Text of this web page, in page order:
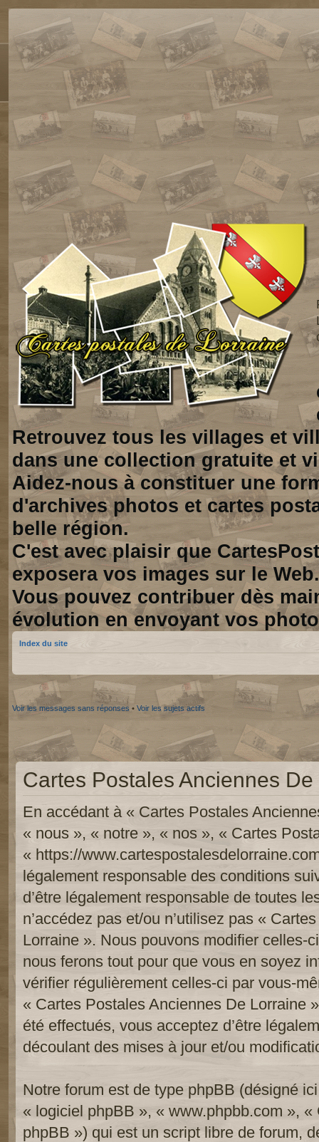
Retrouvez tous les villages et
dans une collection gratuite et
Aidez-nous à constituer une
d'archives photos et cartes
belle région.
C'est avec plaisir que
exposera vos images sur le Web.
Vous pouvez contribuer dès
évolution en envoyant vos
Index du site
Voir les messages sans réponses • Voir les sujets actifs
Cartes Postales Anciennes
En accédant à « Cartes Postales
« nous », « notre », « nos », « Cartes
« https://
légalement responsable des conditions
d’être légalement responsable de toutes
n’accédez pas et/ou n’utilisez pas «
Lorraine ». Nous pouvons modifier celles-
nous ferons tout pour que vous en soyez
vérifier régulièrement celles-ci par vous-
« Cartes Postales Anciennes De Lorraine
été effectués, vous acceptez d’être
découlant des mises à jour et/ou
Notre forum est de type phpBB (désigné
« logiciel phpBB », « www.phpbb.com »,
phpBB ») qui est un script libre de forum,